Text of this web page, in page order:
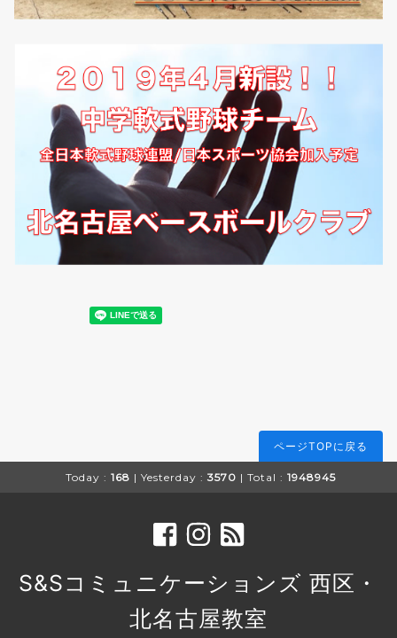
ページTOPに戻る
Today : 168 | Yesterday : 3570 | Total : 1948945
S&Sコミュニケーションズ 西区・
北名古屋教室